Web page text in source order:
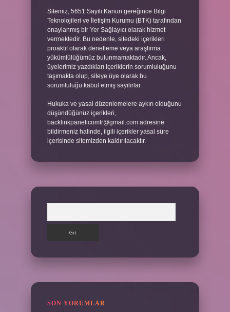
Sitemiz, 5651 Sayılı Kanun gereğince Bilgi
Teknolojileri ve İletişim Kurumu (BTK) tarafından
onaylanmış bir Yer Sağlayıcı olarak hizmet
vermektedir. Bu nedenle, sitedeki içerikleri
proaktif olarak denetleme veya araştırma
yükümlülüğümüz bulunmamaktadır. Ancak,
üyelerimiz yazdıkları içeriklerin sorumluluğunu
taşımakta olup, siteye üye olarak bu
sorumluluğu kabul etmiş sayılırlar.
Hukuka ve yasal düzenlemelere aykırı olduğunu
düşündüğünüz içerikleri,
backlinkpanelicomtr@gmail.com adresine
bildirmeniz halinde, ilgili içerikler yasal süre
içerisinde sitemizden kaldırılacaktır.
SON YORUMLAR